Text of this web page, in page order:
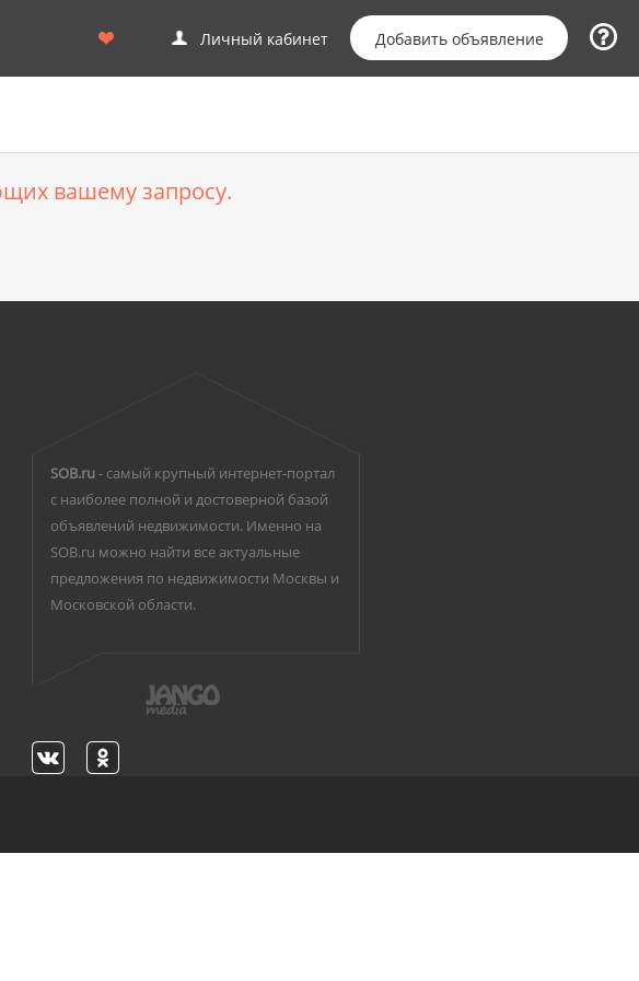
Личный кабинет Добавить объявление
вашему запросу.
SOB.ru- самый крупный интернет-портал
с наиболее полной и достоверной базой
объявлений недвижимости. Именно на
SOB.ru можно найти все актуальные
предложения по недвижимости Москвы и
Московской области.